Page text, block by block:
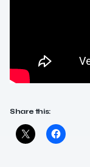
Share this: